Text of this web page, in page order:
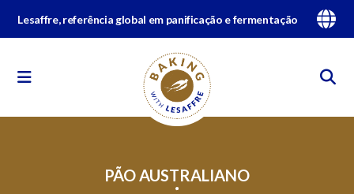
Lesaffre, referência global em panificação e fermentação
PÃO AUSTRALIANO